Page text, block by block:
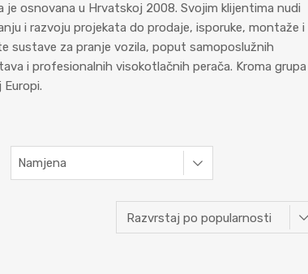
osnovana u Hrvatskoj 2008. Svojim klijentima nudi
i razvoju projekata do prodaje, isporuke, montaže i
sustave za pranje vozila, poput samoposlužnih
i profesionalnih visokotlačnih perača. Kroma grupa
Namjena